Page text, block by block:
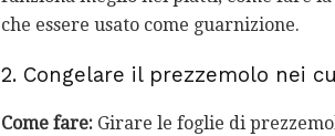
che essere usato come guarnizione.
2. Congelare il prezzemolo nei
Come fare: Girare le foglie di